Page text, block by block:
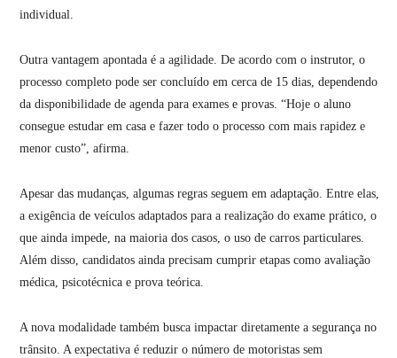
individual.
Outra vantagem apontada é a agilidade. De acordo com o instrutor, o
processo completo pode ser concluído em cerca de 15 dias, dependendo
da disponibilidade de agenda para exames e provas. “Hoje o aluno
consegue estudar em casa e fazer todo o processo com mais rapidez e
menor custo”, afirma.
Apesar das mudanças, algumas regras seguem em adaptação. Entre elas,
a exigência de veículos adaptados para a realização do exame prático, o
que ainda impede, na maioria dos casos, o uso de carros particulares.
Além disso, candidatos ainda precisam cumprir etapas como avaliação
médica, psicotécnica e prova teórica.
A nova modalidade também busca impactar diretamente a segurança no
trânsito. A expectativa é reduzir o número de motoristas sem